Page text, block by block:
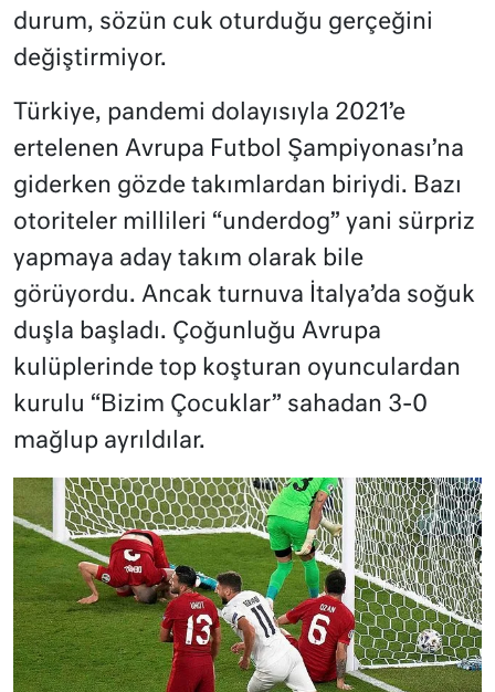
durum, sözün cuk oturduğu gerçeğini
değiştirmiyor.
Türkiye, pandemi dolayısıyla 2021’e
ertelenen Avrupa Futbol Şampiyonası’na
giderken gözde takımlardan biriydi. Bazı
otoriteler millileri “underdog” yani sürpriz
yapmaya aday takım olarak bile
görüyordu. Ancak turnuva İtalya’da soğuk
duşla başladı. Çoğunluğu Avrupa
kulüplerinde top koşturan oyunculardan
kurulu “Bizim Çocuklar” sahadan 3-0
mağlup ayrıldılar.